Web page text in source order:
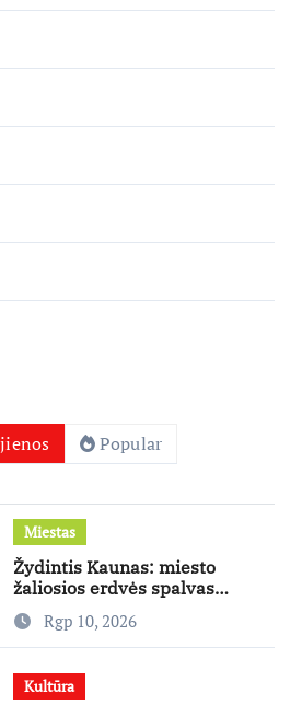
Popular
Miestas
Žydintis Kaunas: miesto
žaliosios erdvės spalvas
dovanoja nuo ankstyvo
pavasario iki vėlyvo rudens
Rgp 10, 2026
Kultūra